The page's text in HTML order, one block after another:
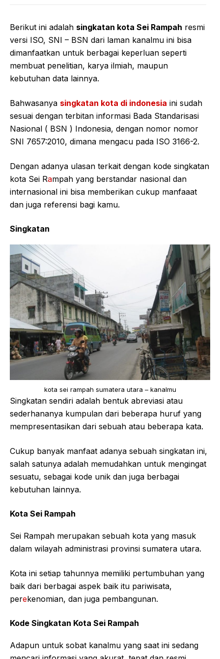
Berikut ini adalah singkatan kota Sei Rampah resmi
versi ISO, SNI – BSN dari laman kanalmu ini bisa
dimanfaatkan untuk berbagai keperluan seperti
membuat penelitian, karya ilmiah, maupun
kebutuhan data lainnya.
Bahwasanya singkatan kota di indonesia ini sudah
sesuai dengan terbitan informasi Bada Standarisasi
Nasional ( BSN ) Indonesia, dengan nomor nomor
SNI 7657:2010, dimana mengacu pada ISO 3166-2.
Dengan adanya ulasan terkait dengan kode singkatan
kota Sei Rampah yang berstandar nasional dan
internasional ini bisa memberikan cukup manfaaat
dan juga referensi bagi kamu.
Singkatan
kota sei rampah sumatera utara – kanalmu
Singkatan sendiri adalah bentuk abreviasi atau
sederhananya kumpulan dari beberapa huruf yang
mempresentasikan dari sebuah atau beberapa kata.
Cukup banyak manfaat adanya sebuah singkatan ini,
salah satunya adalah memudahkan untuk mengingat
sesuatu, sebagai kode unik dan juga berbagai
kebutuhan lainnya.
Kota Sei Rampah
Sei Rampah merupakan sebuah kota yang masuk
dalam wilayah administrasi provinsi sumatera utara.
Kota ini setiap tahunnya memiliki pertumbuhan yang
baik dari berbagai aspek baik itu pariwisata,
perekenomian, dan juga pembangunan.
Kode Singkatan Kota Sei Rampah
Adapun untuk sobat kanalmu yang saat ini sedang